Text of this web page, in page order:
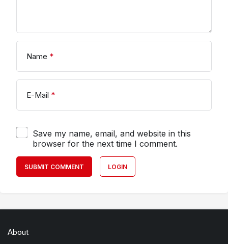
Name *
E-Mail *
Save my name, email, and website in this
browser for the next time I comment.
SUBMIT COMMENT LOGIN
About